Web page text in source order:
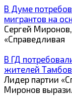
В Думе
мигрантов на
Сергей
«Справедливая
В ГД
жителей
Лидер партии
Миронов